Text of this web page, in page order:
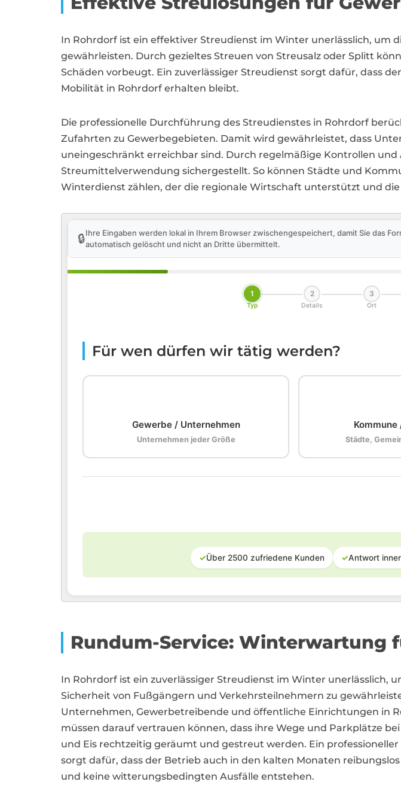
In Rohrdorf ist ein effektiver Streudienst im Winter unerlässlich, um
gewährleisten. Durch gezieltes Streuen von Streusalz oder Splitt
Schäden vorbeugt. Ein zuverlässiger Streudienst sorgt dafür, dass
Mobilität in Rohrdorf erhalten bleibt.
Die professionelle Durchführung des Streudienstes in Rohrdorf
Zufahrten zu Gewerbegebieten. Damit wird gewährleistet, dass
uneingeschränkt erreichbar sind. Durch regelmäßige Kontrollen
Streumittelverwendung sichergestellt. So können Städte und
Winterdienst zählen, der die regionale Wirtschaft unterstützt und
🔒Ihre Eingaben werden lokal in Ihrem Browser zwischengespeichert, damit Sie das
automatisch gelöscht und nicht an Dritte übermittelt.
1
Typ
2
Details
3
Ort
Für wen dürfen wir tätig werden?
Gewerbe / Unternehmen
Unternehmen jeder Größe Städte,
✓Über 2500 zufriedene Kunden ✓Antwort
Rundum-Service: Winterwartung
In Rohrdorf ist ein zuverlässiger Streudienst im Winter unerlässlich,
Sicherheit von Fußgängern und Verkehrsteilnehmern zu
Unternehmen, Gewerbetreibende und öffentliche Einrichtungen in
müssen darauf vertrauen können, dass ihre Wege und Parkplätze bei
und Eis rechtzeitig geräumt und gestreut werden. Ein
sorgt dafür, dass der Betrieb auch in den kalten Monaten
und keine witterungsbedingten Ausfälle entstehen.